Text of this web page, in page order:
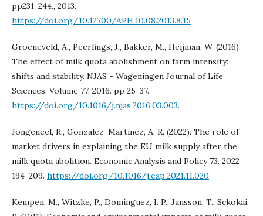
pp231-244., 2013.
https://doi.org/10.12700/APH.10.08.2013.8.15
Groeneveld, A., Peerlings, J., Bakker, M., Heijman, W. (2016).
The effect of milk quota abolishment on farm intensity:
shifts and stability. NJAS - Wageningen Journal of Life
Sciences. Volume 77. 2016. pp 25-37.
https://doi.org/10.1016/j.njas.2016.03.003.
Jongeneel, R., Gonzalez-Martinez, A. R. (2022). The role of
market drivers in explaining the EU milk supply after the
milk quota abolition. Economic Analysis and Policy 73. 2022
194-209. https://doi.org/10.1016/j.eap.2021.11.020
Kempen, M., Witzke, P., Domínguez, I. P., Jansson, T., Sckokai,